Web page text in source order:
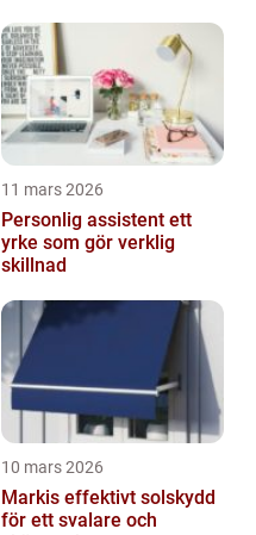
11 mars 2026
Personlig assistent ett
yrke som gör verklig
skillnad
10 mars 2026
Markis effektivt solskydd
för ett svalare och